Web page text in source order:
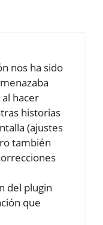
nos ha sido
hacer
historias
(ajustes
también
del plugin
que